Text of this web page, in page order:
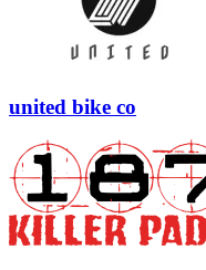
united bike co